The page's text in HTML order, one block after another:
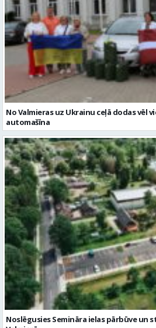
No Valmieras uz Ukrainu ceļā dodas vēl
automašīna
Noslēgusies Semināra ielas pārbūve un